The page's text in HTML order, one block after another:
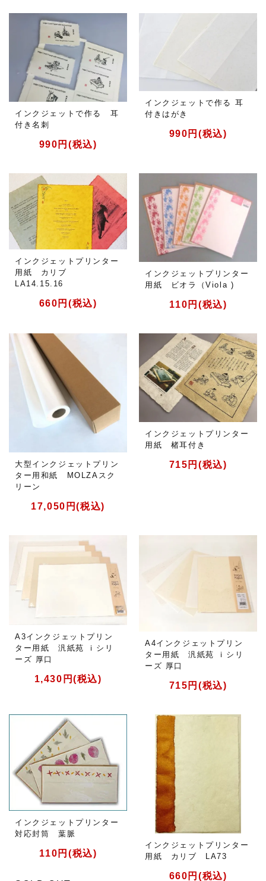
インクジェットで作る 耳
付き名刺
990円(税込)
インクジェットで作る 耳
付きはがき
990円(税込)
インクジェットプリンター
用紙 カリブ
LA14.15.16
660円(税込)
インクジェットプリンター
用紙 ビオラ（Viola )
110円(税込)
大型インクジェットプリン
ター用和紙 MOLZAスク
リーン
17,050円(税込)
インクジェットプリンター
用紙 楮耳付き
715円(税込)
A3インクジェットプリン
ター用紙 汎紙苑 ｉシリ
ーズ 厚口
1,430円(税込)
A4インクジェットプリン
ター用紙 汎紙苑 ｉシリ
ーズ 厚口
715円(税込)
インクジェットプリンター
対応封筒 葉脈
110円(税込)
インクジェットプリンター
用紙 カリブ LA73
660円(税込)